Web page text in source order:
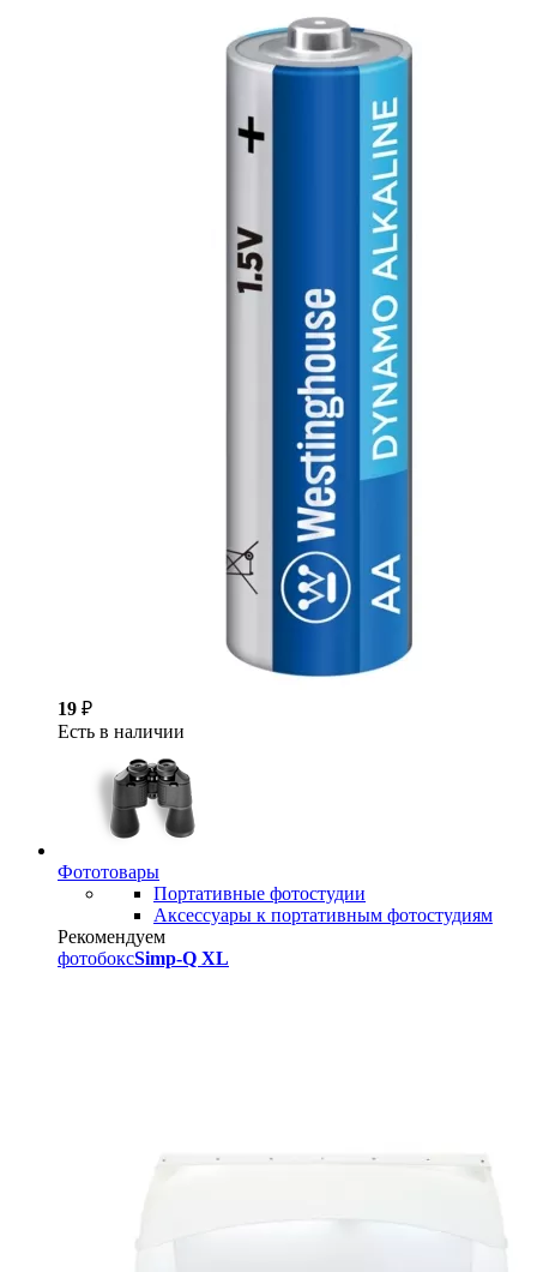
19 ₽
Есть в наличии
Фототовары
Портативные фотостудии
Аксессуары к портативным фотостудиям
Рекомендуем
фотобоксSimp-Q XL